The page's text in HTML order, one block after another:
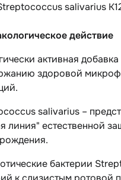
salivarius
действие
активная
здоровой
salivarius –
линия" естественной
бактерии